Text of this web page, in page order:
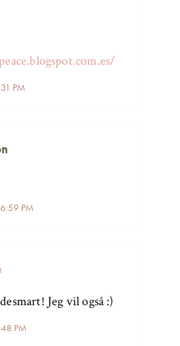
PM
PM
PM
Jeg vil også :)